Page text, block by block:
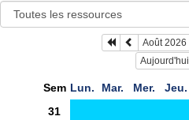
Août 2026
Aujourd'hui
Sem Lun. Mar. Mer. Jeu.
31